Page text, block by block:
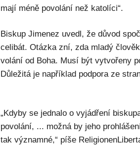
mají méně povolání než katolíci“.
Biskup Jimenez uvedl, že důvod
celibát. Otázka zní, zda mladý
volání od Boha. Musí být vytvořeny
Důležitá je například podpora ze
„Kdyby se jednalo o vyjádření
povolání, ... možná by jeho
tak významné,“ píše